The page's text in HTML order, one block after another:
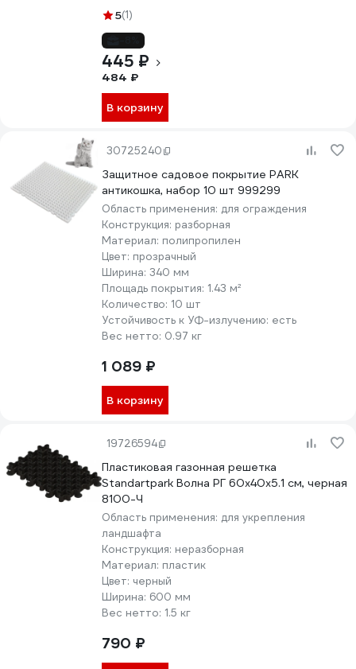
5(1)
445 ₽
484 ₽
В корзину
30725240
Защитное садовое покрытие PARK
антикошка, набор 10 шт 999299
Область применения: для ограждения
Конструкция: разборная
Материал: полипропилен
Цвет: прозрачный
Ширина: 340 мм
Площадь покрытия: 1.43 м²
Количество: 10 шт
Устойчивость к УФ-излучению: есть
Вес нетто: 0.97 кг
1 089 ₽
В корзину
19726594
Пластиковая газонная решетка
Standartpark Волна РГ 60х40х5.1 см, черная
8100-Ч
Область применения: для укрепления
ландшафта
Конструкция: неразборная
Материал: пластик
Цвет: черный
Ширина: 600 мм
Вес нетто: 1.5 кг
790 ₽